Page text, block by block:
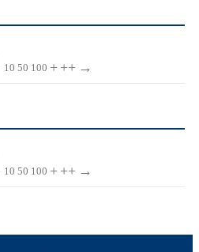
10 50 100 + ++ →
10 50 100 + ++ →